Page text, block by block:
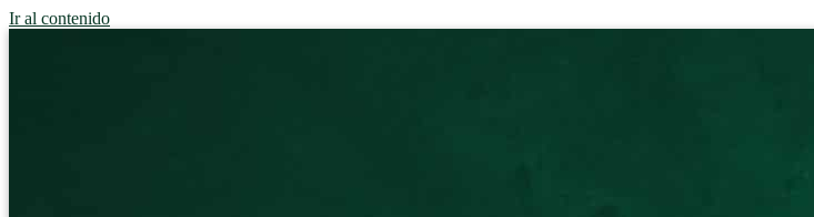
Ir al contenido